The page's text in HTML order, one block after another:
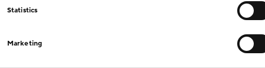
Statistics
Marketing